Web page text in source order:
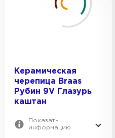
Керамическая
черепица Braas
Рубин 9V Глазурь
каштан
Показать
информацию